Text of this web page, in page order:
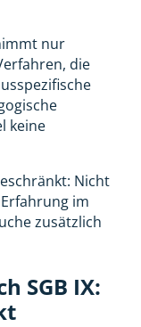
nur
die
keine
Nicht
im
zusätzlich
SGB IX: